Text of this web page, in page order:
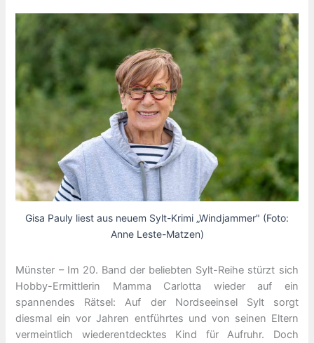
Gisa Pauly liest aus neuem Sylt-Krimi „Windjammer" (Foto:
Anne Leste-Matzen)
Münster – Im 20. Band der beliebten Sylt-Reihe stürzt sich
Hobby-Ermittlerin Mamma Carlotta wieder auf ein
spannendes Rätsel: Auf der Nordseeinsel Sylt sorgt
diesmal ein vor Jahren entführtes und von seinen Eltern
vermeintlich wiederentdecktes Kind für Aufruhr. Doch